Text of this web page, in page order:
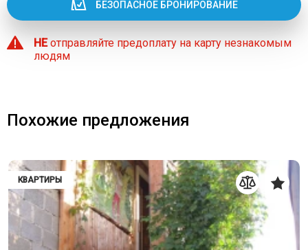
БЕЗОПАСНОЕ БРОНИРОВАНИЕ
НЕотправляйте предоплату на карту незнакомым
людям
Похожие предложения
КВАРТИРЫ